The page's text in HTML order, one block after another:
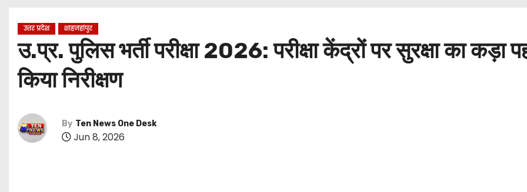
उत्तर प्रदेश शाहजहांपुर
उ.प्र. पुलिस भर्ती परीक्षा 2026: परीक्षा केंद्रों पर सुरक्षा का
किया निरीक्षण
By Ten News One Desk
Jun 8, 2026